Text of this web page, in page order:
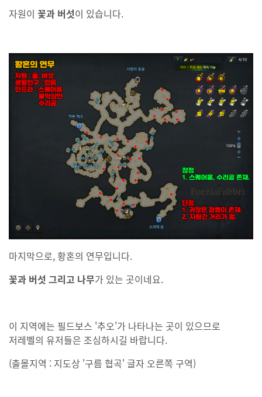
자원이 꽃과 버섯이 있습니다.
마지막으로, 황혼의 연무입니다.
꽃과 버섯 그리고 나무가 있는 곳이네요.
이 지역에는 필드보스 '추오'가 나타나는 곳이 있으므로
저레벨의 유저들은 조심하시길 바랍니다.
(출몰지역 : 지도상 '구름 협곡' 글자 오른쪽 구역)